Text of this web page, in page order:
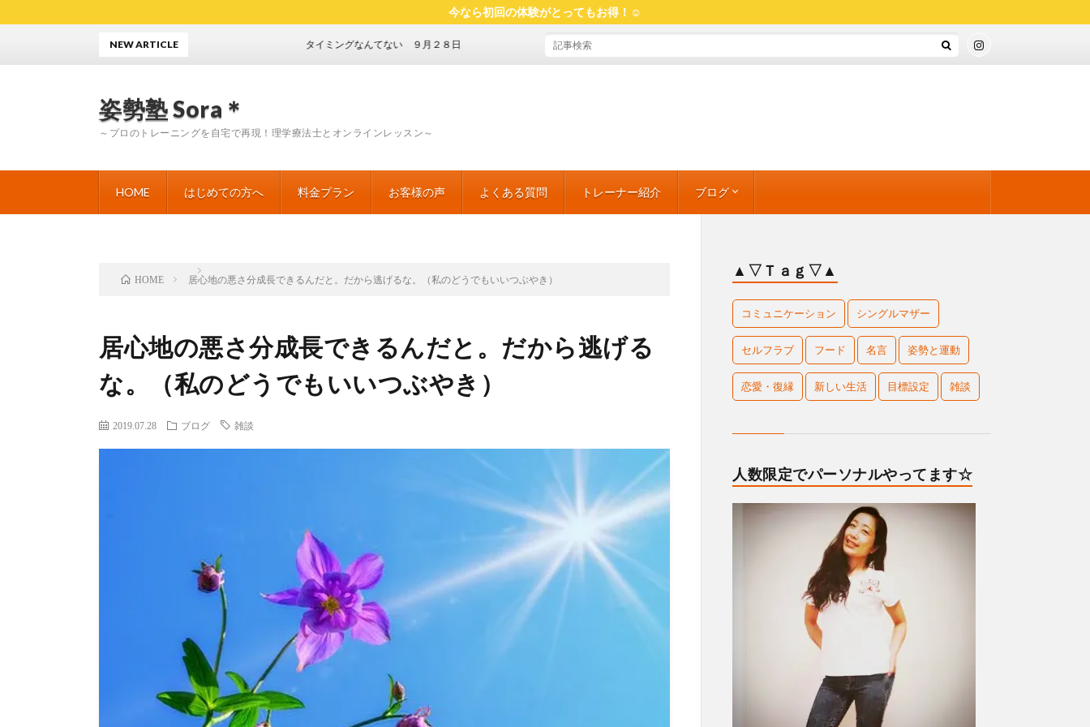
今なら初回の体験がとってもお得！☺
姿勢塾 Sora＊
～プロのトレーニングを自宅で再現！理学療法士とオンラインレッスン～
HOME はじめての方へ 料金プラン お客様の声 よくある質問 トレーナー紹介 ブログ
NEW ARTICLE タイミングなんてない ９月２８日
HOME 居心地の悪さ分成長できるんだと。だから逃げるな。（私のどうでもいいつぶやき）
居心地の悪さ分成長できるんだと。だから逃げる
な。（私のどうでもいいつぶやき）
2019.07.28 ブログ 雑談
▲▽Ｔａｇ▽▲
コミュニケーション シングルマザー
セルフラブ フード 名言 姿勢と運動
恋愛・復縁 新しい生活 目標設定 雑談
人数限定でパーソナルやってます☆